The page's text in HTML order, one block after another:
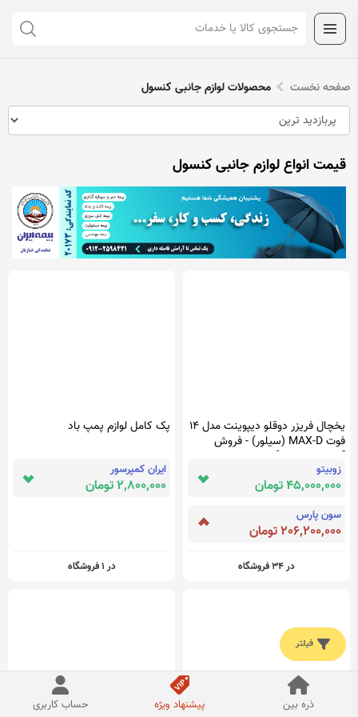
صفحه نخست محصولات لوازم جانبی کنسول
قیمت انواع لوازم جانبی کنسول
یخچال فریزر دوقلو دیپوینت مدل 14
فوت MAX-D (سیلور) - فروش
آنلاین لوازم خانگی سی و هفت ده
3710
زوبیتو
45,000,000 تومان
سون پارس
206,200,000 تومان
در 34 فروشگاه
پک کامل لوازم پمپ باد
ایران کمپرسور
2,800,000 تومان
در 1 فروشگاه
فیلتر
ذره بین پیشنهاد ویژه حساب کاربری